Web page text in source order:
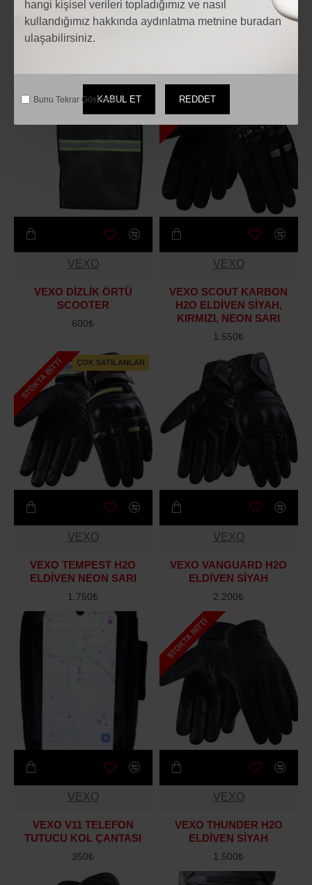
hangi kişisel verileri topladığımız ve nasıl
kullandığımız hakkında aydınlatma metnine buradan
ulaşabilirsiniz.
KABUL ET REDDET
Bunu Tekrar Gösterme.
VEXO
VEXO AXION H20 MONT
SİYAH-NEON SARI
VEXO
VEXO
VEXO DİZLİK ÖRTÜ
SCOOTER
600₺
STOKTA BITTI
VEXO
VEXO SCOUT KARBON
H2O ELDİVEN SİYAH,
KIRMIZI, NEON SARI
1.550₺
ÇOK SATILANLAR
STOKTA BITTI
VEXO
VEXO TEMPEST H2O
ELDİVEN NEON SARI
1.750₺
VEXO
VEXO VANGUARD H2O
ELDİVEN SİYAH
2.200₺
VEXO
VEXO V11 TELEFON
TUTUCU KOL ÇANTASI
350₺
STOKTA BITTI
VEXO
VEXO THUNDER H2O
ELDİVEN SİYAH
1.500₺